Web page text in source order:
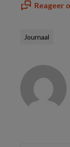
Reageer
Journaal